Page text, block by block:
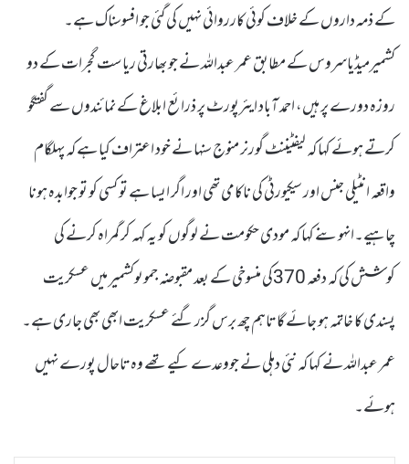
کے ذمہ داروں کے خلاف کوئی کارروائی نہیں کی گئی جو افسوسناک ہے۔
کشمیرمیڈیاسروس کے مطابق عمر عبداللہ نے جو بھارتی ریاست گجرات کے دو
روزہ دورے پر ہیں، احمد آباد ایئرپورٹ پر ذرائع ابلاغ کے نمائندوں سے گفتگو
کرتے ہوئے کہا کہ لیفٹیننٹ گورنر منوج سنہا نے خود اعتراف کیا ہے کہ پہلگام
واقعہ انٹیلی جنس اور سیکیورٹی کی ناکامی تھی اور اگر ایسا ہے تو کسی کو تو جوابدہ ہونا
چاہیے۔انہوںنے کہا کہ مودی حکومت نے لوگوں کو یہ کہہ کر گمراہ کرنے کی
کوشش کی کہ دفعہ 370کی منسوخی کے بعد مقبوضہ جموںوکشمیر میں عسکریت
پسندی کا خاتمہ ہو جائے گا تاہم چھ برس گزر گئے عسکریت ابھی بھی جاری ہے۔
عمر عبداللہ نے کہا کہ نئی دہلی نے جووعدے کیے تھے وہ تاحال پورے نہیں
ہوئے۔